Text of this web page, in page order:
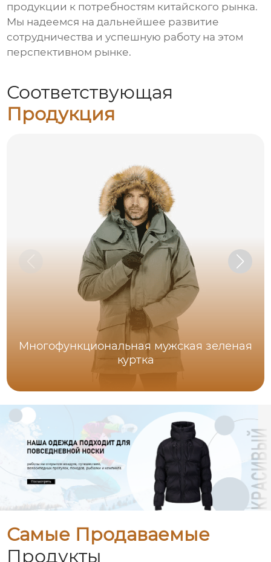
продукции к потребностям китайского рынка.
Мы надеемся на дальнейшее развитие
сотрудничества и успешную работу на этом
перспективном рынке.
Соответствующая
Продукция
Многофункциональная мужская зеленая
куртка
Самые Продаваемые
Продукты